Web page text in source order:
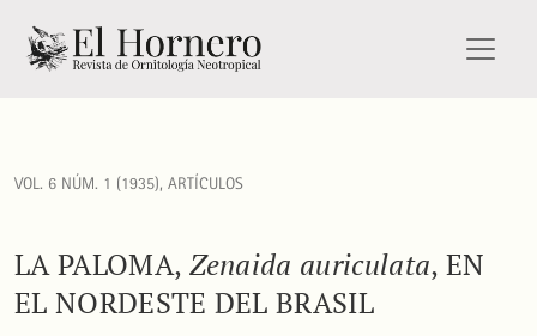
La Paloma, <i>Zenaida auriculata</i>, en el nordeste del
VOL. 6 NÚM. 1 (1935), ARTÍCULOS
LA PALOMA, Zenaida auriculata, EN
EL NORDESTE DEL BRASIL